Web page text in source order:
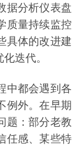
据分析仪表盘
质量持续监控
具体的改进建
迭代。
都会遇到各
例外。在早期
题：部分老教
任感、某些特